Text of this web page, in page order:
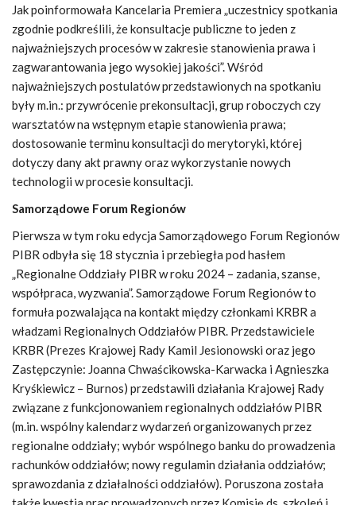
Jak poinformowała Kancelaria Premiera „uczestnicy spotkania
zgodnie podkreślili, że konsultacje publiczne to jeden z
najważniejszych procesów w zakresie stanowienia prawa i
zagwarantowania jego wysokiej jakości”. Wśród
najważniejszych postulatów przedstawionych na spotkaniu
były m.in.: przywrócenie prekonsultacji, grup roboczych czy
warsztatów na wstępnym etapie stanowienia prawa;
dostosowanie terminu konsultacji do merytoryki, której
dotyczy dany akt prawny oraz wykorzystanie nowych
technologii w procesie konsultacji.
Samorządowe Forum Regionów
Pierwsza w tym roku edycja Samorządowego Forum Regionów
PIBR odbyła się 18 stycznia i przebiegła pod hasłem
„Regionalne Oddziały PIBR w roku 2024 – zadania, szanse,
współpraca, wyzwania”. Samorządowe Forum Regionów to
formuła pozwalająca na kontakt między członkami KRBR a
władzami Regionalnych Oddziałów PIBR. Przedstawiciele
KRBR (Prezes Krajowej Rady Kamil Jesionowski oraz jego
Zastępczynie: Joanna Chwaścikowska-Karwacka i Agnieszka
Kryśkiewicz – Burnos) przedstawili działania Krajowej Rady
związane z funkcjonowaniem regionalnych oddziałów PIBR
(m.in. wspólny kalendarz wydarzeń organizowanych przez
regionalne oddziały; wybór wspólnego banku do prowadzenia
rachunków oddziałów; nowy regulamin działania oddziałów;
sprawozdania z działalności oddziałów). Poruszona została